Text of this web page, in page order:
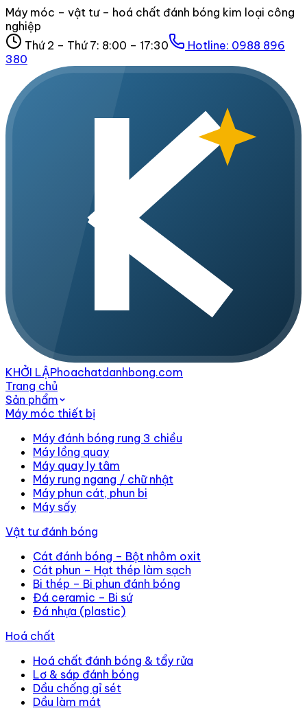
Máy móc – vật tư – hoá chất đánh bóng kim loại công
nghiệp
Thứ 2 – Thứ 7: 8:00 – 17:30
Hotline: 0988 896
380
KHỞI LẬPhoachatdanhbong.com
Trang chủ
Sản phẩm
Máy móc thiết bị
Máy đánh bóng rung 3 chiều
Máy lồng quay
Máy quay ly tâm
Máy rung ngang / chữ nhật
Máy phun cát, phun bi
Máy sấy
Vật tư đánh bóng
Cát đánh bóng – Bột nhôm oxit
Cát phun – Hạt thép làm sạch
Bi thép – Bi phun đánh bóng
Đá ceramic – Bi sứ
Đá nhựa (plastic)
Hoá chất
Hoá chất đánh bóng & tẩy rửa
Lơ & sáp đánh bóng
Dầu chống gỉ sét
Dầu làm mát